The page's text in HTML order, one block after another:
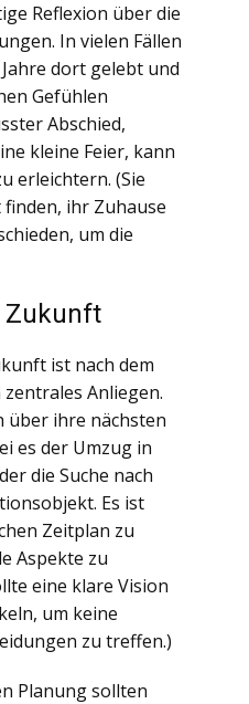
Reflexion über die
In vielen Fällen
dort gelebt und
Gefühlen
Abschied,
kleine Feier, kann
erleichtern. (Sie
ihr Zuhause
um die
Zukunft
ist nach dem
Anliegen.
über ihre nächsten
es der Umzug in
die Suche nach
Es ist
Zeitplan zu
Aspekte zu
eine klare Vision
um keine
zu treffen.)
Planung sollten